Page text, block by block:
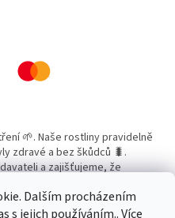
Dalším procházením
s jejich používáním.. Více
🌱. Naše rostliny pravidelně
zdravé a bez škůdců 🐛.
a zajišťujeme, že